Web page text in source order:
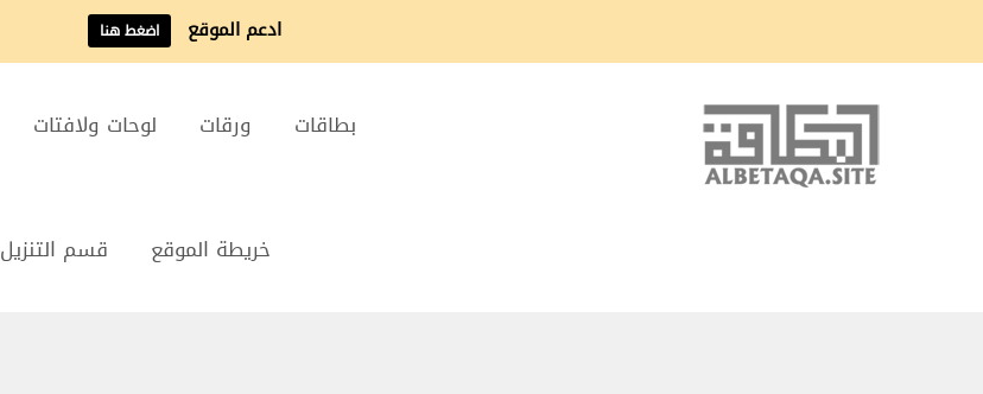
بطاقات ورقات لوحات ولافتات
خريطة الموقع قسم التنزيل
ادعم الموقع اضغط هنا